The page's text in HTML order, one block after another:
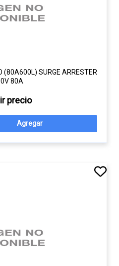
(80A600L) SURGE ARRESTER
80A
precio